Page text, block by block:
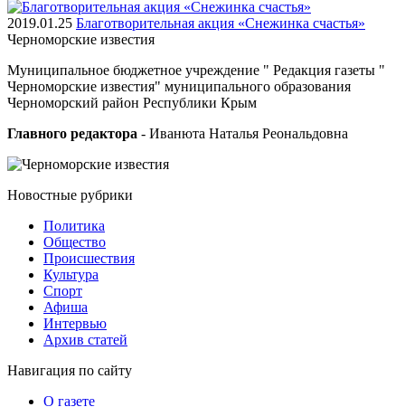
2019.01.25 Благотворительная акция «Снежинка счастья»
Черноморские известия
Муниципальное бюджетное учреждение " Редакция газеты "
Черноморские известия" муниципального образования
Черноморский район Республики Крым
Главного редактора - Иванюта Наталья Реональдовна
Новостные рубрики
Политика
Общество
Проиcшествия
Культура
Спорт
Афиша
Интервью
Архив статей
Навигация по сайту
О газете